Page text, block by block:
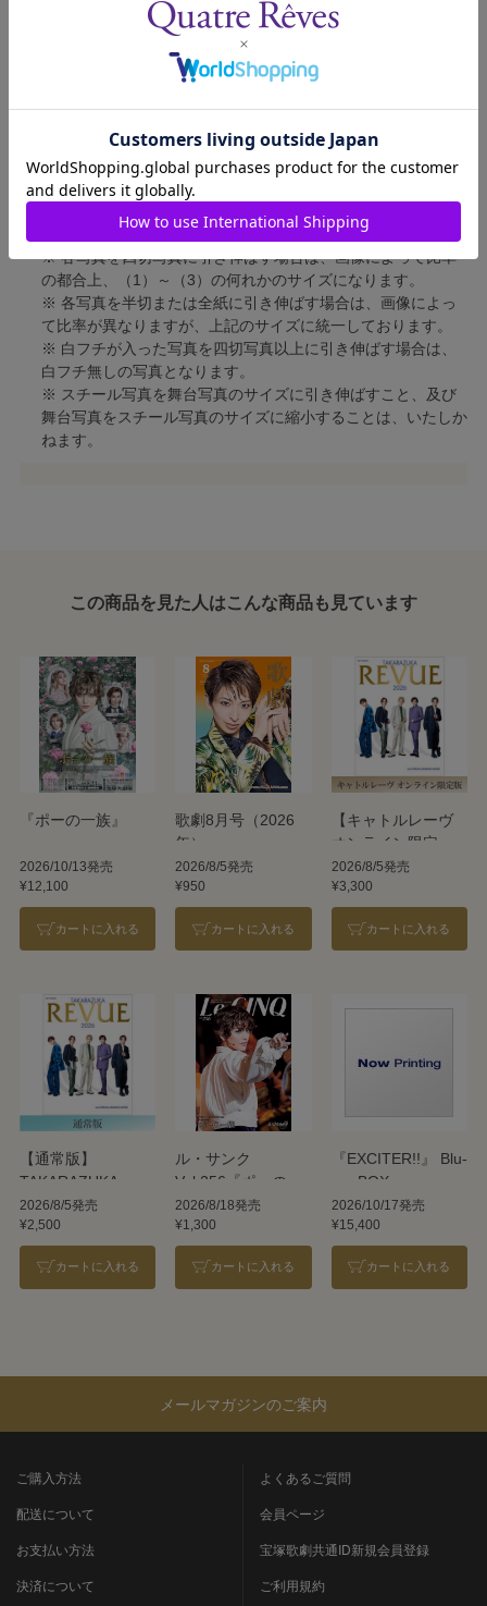
短辺 213mm × 長辺 305mm
短辺 254mm × 長辺 305mm
短辺 402mm × 長辺 559mm
写真のサイズにつきまして、下記の件も併せてご了承ください。
※ 各写真を四切写真に引き伸ばす場合は、画像によって比率
の都合上、（1）～（3）の何れかのサイズになります。
※ 各写真を半切または全紙に引き伸ばす場合は、画像によっ
て比率が異なりますが、上記のサイズに統一しております。
※ 白フチが入った写真を四切写真以上に引き伸ばす場合は、
白フチ無しの写真となります。
※ スチール写真を舞台写真のサイズに引き伸ばすこと、及び
舞台写真をスチール写真のサイズに縮小することは、いたしか
ねます。
この商品を見た人はこんな商品も見ています
『ポーの一族』
2026/10/13発売
¥12,100
カートに入れる
歌劇8月号（2026
年）
2026/8/5発売
¥950
カートに入れる
【キャトルレーヴ
オンライン限定
版】TAKARAZUKA
REVUE 2026
2026/8/5発売
¥3,300
カートに入れる
【通常版】
TAKARAZUKA
REVUE 2026
2026/8/5発売
¥2,500
カートに入れる
ル・サンク
Vol.256『ポーの一
族』＜雪組＞
2026/8/18発売
¥1,300
カートに入れる
『EXCITER!!』 Blu-
ray BOX
2026/10/17発売
¥15,400
カートに入れる
メールマガジンのご案内
ご購入方法
配送について
お支払い方法
決済について
よくあるご質問
会員ページ
宝塚歌劇共通ID新規会員登録
ご利用規約